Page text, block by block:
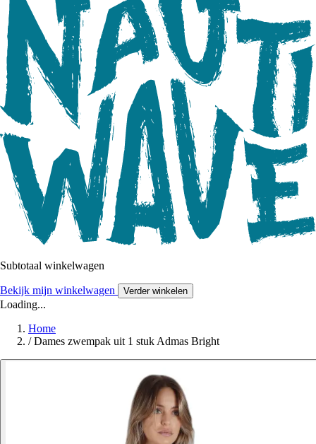
Subtotaal winkelwagen
Bekijk mijn winkelwagen Verder winkelen
Loading...
Home
/ Dames zwempak uit 1 stuk Admas Bright